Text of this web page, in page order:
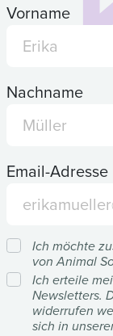
Vorname
Nachname
Email-Adresse
Ich möchte
von Animal
Ich erteile
Newsletters.
widerrufen
sich in